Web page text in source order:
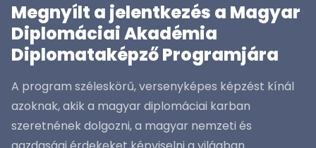
Megnyílt a jelentkezés a Magyar
Diplomáciai Akadémia
Diplomataképző Programjára
A program széleskörű, versenyképes képzést kínál
azoknak, akik a magyar diplomáciai karban
szeretnének dolgozni, a magyar nemzeti és